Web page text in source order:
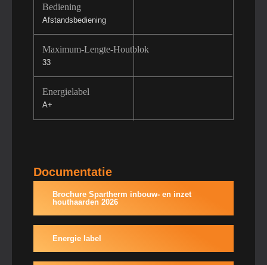
Bediening
Afstandsbediening
Maximum-Lengte-Houtblok
33
Energielabel
A+
Documentatie
Brochure Spartherm inbouw- en inzet
houthaarden 2026
Energie label